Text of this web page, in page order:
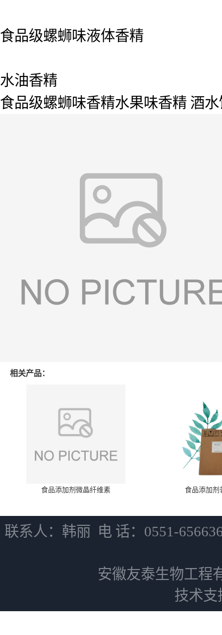
食品级螺蛳味液体香精
水油香精
食品级螺蛳味香精水果味香精 酒
相关产品：
食品添加剂微晶纤维素 食品添加剂
联系人：韩丽 电 话：0551-
安徽友泰生物工程
技术